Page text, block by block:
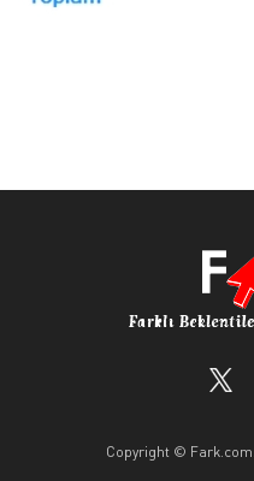
Copyright ©